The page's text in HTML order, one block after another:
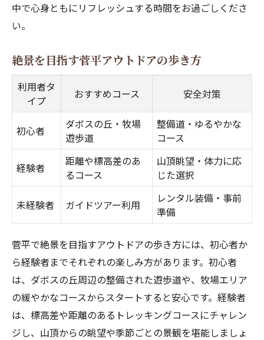
中で心身ともにリフレッシュする時間をお過ごしくださ
い。
絶景を目指す菅平アウトドアの歩き方
利用者タ
イプ
おすすめコース 安全対策
初心者
ダボスの丘・牧場
遊歩道
整備道・ゆるやかな
コース
経験者
距離や標高差のあ
るコース
山頂眺望・体力に応
じた選択
未経験者 ガイドツアー利用
レンタル装備・事前
準備
菅平で絶景を目指すアウトドアの歩き方には、初心者か
ら経験者までそれぞれの楽しみ方があります。初心者
は、ダボスの丘周辺の整備された遊歩道や、牧場エリア
の緩やかなコースからスタートすると安心です。経験者
は、標高差や距離のあるトレッキングコースにチャレン
ジし、山頂からの眺望や季節ごとの景観を堪能しましょ